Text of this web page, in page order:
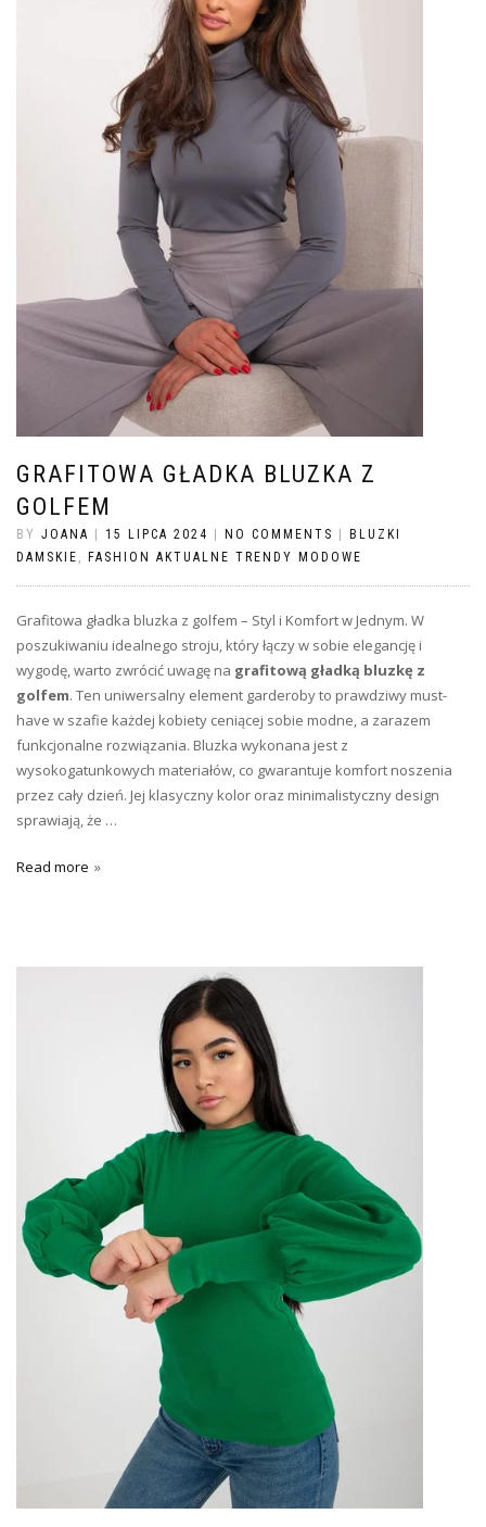
GRAFITOWA GŁADKA BLUZKA Z
GOLFEM
BY JOANA | 15 LIPCA 2024 | NO COMMENTS | BLUZKI
DAMSKIE , FASHION AKTUALNE TRENDY MODOWE
Grafitowa gładka bluzka z golfem – Styl i Komfort w Jednym. W
poszukiwaniu idealnego stroju, który łączy w sobie elegancję i
wygodę, warto zwrócić uwagę na grafitową gładką bluzkę z
golfem. Ten uniwersalny element garderoby to prawdziwy must-
have w szafie każdej kobiety ceniącej sobie modne, a zarazem
funkcjonalne rozwiązania. Bluzka wykonana jest z
wysokogatunkowych materiałów, co gwarantuje komfort noszenia
przez cały dzień. Jej klasyczny kolor oraz minimalistyczny design
sprawiają, że …
Read more